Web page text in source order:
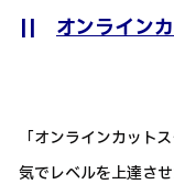
|| オンライン
「オンラインカット
気でレベルを上達さ